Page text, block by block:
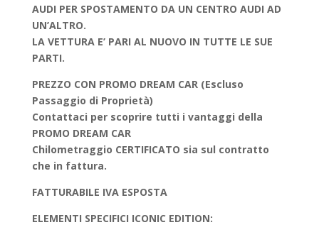
AUDI PER SPOSTAMENTO DA UN CENTRO AUDI AD
UN’ALTRO.
LA VETTURA E’ PARI AL NUOVO IN TUTTE LE SUE
PARTI.
PREZZO CON PROMO DREAM CAR (Escluso
Passaggio di Proprietà)
Contattaci per scoprire tutti i vantaggi della
PROMO DREAM CAR
Chilometraggio CERTIFICATO sia sul contratto
che in fattura.
FATTURABILE IVA ESPOSTA
ELEMENTI SPECIFICI ICONIC EDITION: